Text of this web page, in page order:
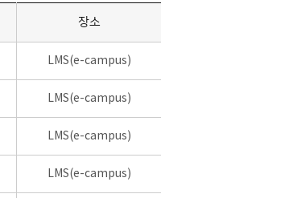
장소
LMS(e-campus)
LMS(e-campus)
LMS(e-campus)
LMS(e-campus)